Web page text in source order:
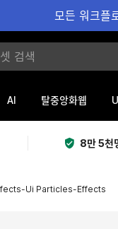
모든 워크플
AI 탈중앙화웹
8만 5천
Ui Particles-Effects